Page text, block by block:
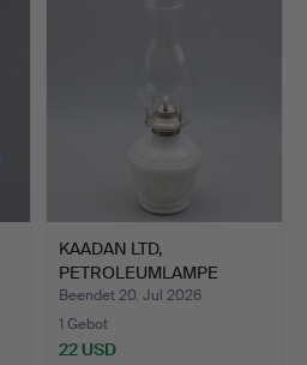
KAADAN LTD,
PETROLEUMLAMPE
"WHITE ROSE", A…
Beendet 20. Jul 2026
1 Gebot
22 USD